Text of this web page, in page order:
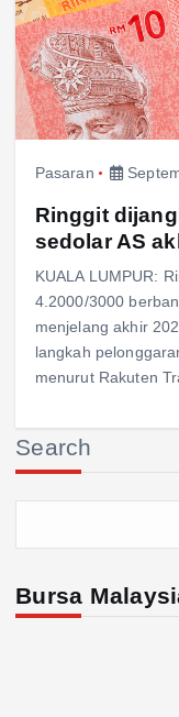
Pasaran
Ringgit
sedolar AS
KUALA LUMPUR:
4.2000/3000
menjelang akhir
langkah
menurut Rakuten
Search
Bursa